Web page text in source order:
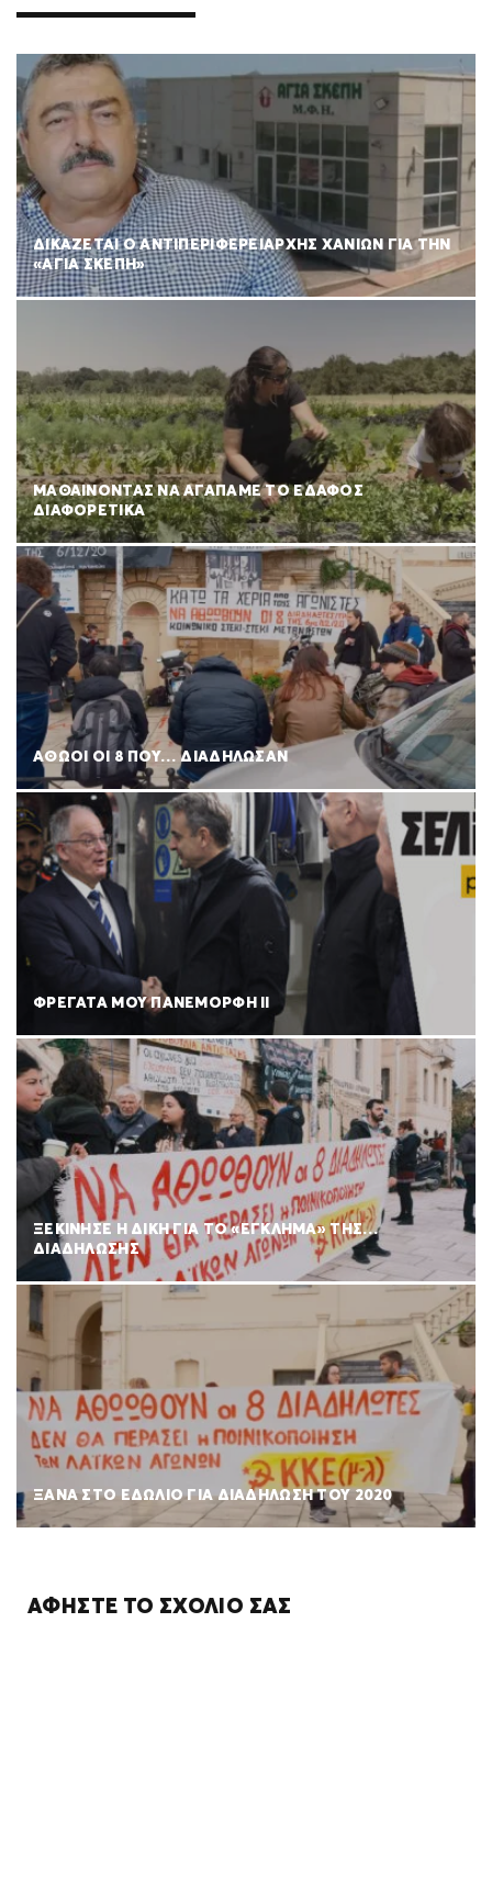
ΔΙΚΑΖΕΤΑΙ Ο ΑΝΤΙΠΕΡΙΦΕΡΕΙΑΡΧΗΣ ΧΑΝΙΩΝ ΓΙΑ ΤΗΝ
«ΑΓΙΑ ΣΚΕΠΗ»
ΜΑΘΑΙΝΟΝΤΑΣ ΝΑ ΑΓΑΠΑΜΕ ΤΟ ΕΔΑΦΟΣ
ΔΙΑΦΟΡΕΤΙΚΑ
ΑΘΩΟΙ ΟΙ 8 ΠΟΥ… ΔΙΑΔΗΛΩΣΑΝ
ΦΡΕΓΑΤΑ ΜΟΥ ΠΑΝΕΜΟΡΦΗ ΙΙ
ΞΕΚΙΝΗΣΕ Η ΔΙΚΗ ΓΙΑ ΤΟ «ΕΓΚΛΗΜΑ» ΤΗΣ…
ΔΙΑΔΗΛΩΣΗΣ
ΞΑΝΑ ΣΤΟ ΕΔΩΛΙΟ ΓΙΑ ΔΙΑΔΗΛΩΣΗ ΤΟΥ 2020
ΑΦΉΣΤΕ ΤΟ ΣΧΌΛΙΌ ΣΑΣ